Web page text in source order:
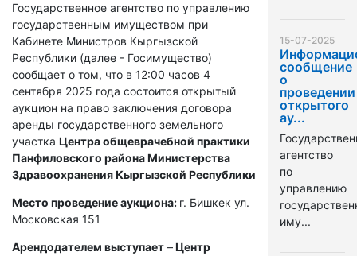
Государственное агентство по управлению
государственным имуществом при
Кабинете Министров Кыргызской
Республики (далее - Госимущество)
сообщает о том, что в 12:00 часов 4
сентября 2025 года состоится открытый
аукцион на право заключения договора
аренды государственного земельного
участка Центра общеврачебной практики
Панфиловского района Министерства
Здравоохранения Кыргызской Республики
Место проведение аукциона: г. Бишкек ул.
Московская 151
Арендодателем выступает –Центр
15-07-2025
сообщение
о
проведении
открытого
ау...
агентство
по
управлению
иму...